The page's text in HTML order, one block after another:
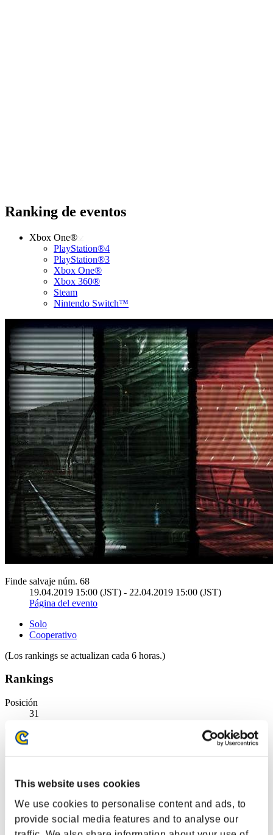
This website uses cookies
We use cookies to personalise content and ads, to
provide social media features and to analyse our
Ranking de eventos
Xbox One®
PlayStation®4
PlayStation®3
Xbox One®
Xbox 360®
Steam
Nintendo Switch™
Finde salvaje núm. 68
19.04.2019 15:00 (JST) - 22.04.2019 15:00 (JST)
Página del evento
Solo
Cooperativo
(Los rankings se actualizan cada 6 horas.)
Rankings
Posición
31